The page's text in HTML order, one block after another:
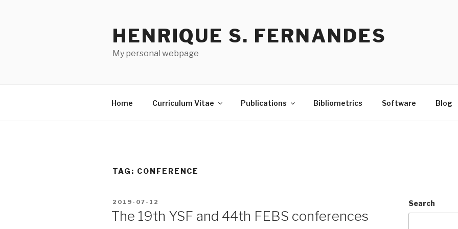
HENRIQUE S. FERNANDES
My personal webpage
Home Curriculum Vitae Publications Bibliometrics Software Blog
TAG: CONFERENCE
POSTED
2019-07-12
The 19th YSF and 44th FEBS conferences
Search